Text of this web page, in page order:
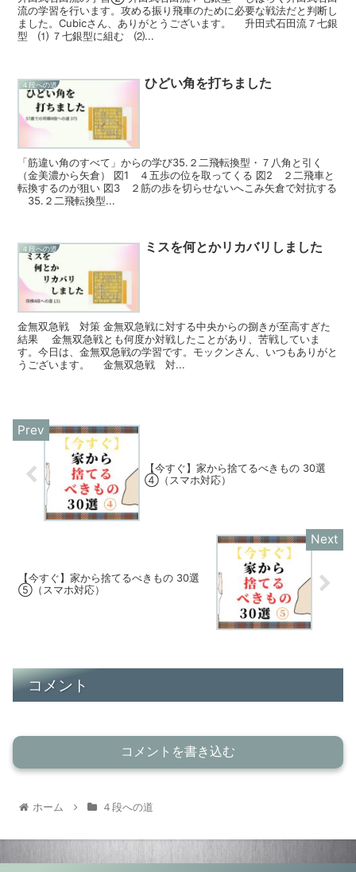
流の学習を行います。攻める振り飛車のために必要な戦法だと判断し
ました。Cubicさん、ありがとうございます。 升田式石田流７七銀
型 ⑴ ７七銀型に組む ⑵...
４段への道 ひどい角を打ちました
「筋違い角のすべて」からの学び35.２二飛転換型・７八角と引く
（金美濃から矢倉） 図1 ４五歩の位を取ってくる 図2 ２二飛車と
転換するのが狙い 図3 ２筋の歩を切らせないへこみ矢倉で対抗する
35.２二飛転換型...
４段への道 ミスを何とかリカバリしました
金無双急戦 対策 金無双急戦に対する中央からの捌きが至高すぎた
結果 金無双急戦とも何度か対戦したことがあり、苦戦していま
す。今日は、金無双急戦の学習です。モックンさん、いつもありがと
うございます。 金無双急戦 対...
【今すぐ】家から捨てるべきもの 30選
④（スマホ対応）
【今すぐ】家から捨てるべきもの 30選
⑤（スマホ対応）
コメント
コメントを書き込む
ホーム ４段への道